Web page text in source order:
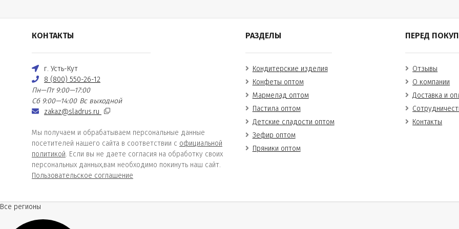
КОНТАКТЫ
г. Усть-Кут
8 (800) 550-26-12
Пн—Пт 9:00—17:00
Сб 9:00—14:00 Вс выходной
zakaz@sladrus.ru
Мы получаем и обрабатываем персональные данные
посетителей нашего сайта в соответствии с официальной
политикой. Если вы не даете согласия на обработку своих
персональных данных,вам необходимо покинуть наш сайт.
Пользовательское соглашение
РАЗДЕЛЫ
Кондитерские изделия
Конфеты оптом
Мармелад оптом
Пастила оптом
Детские сладости оптом
Зефир оптом
Пряники оптом
ПЕРЕД
Отзывы
О компании
Доставка и
Контакты
Все регионы